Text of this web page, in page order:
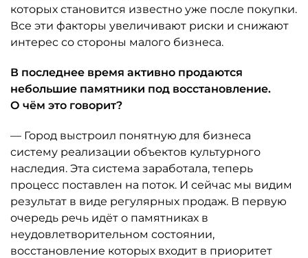
которых становится известно уже после покупки.
Все эти факторы увеличивают риски и снижают
интерес со стороны малого бизнеса.
В последнее время активно продаются
небольшие памятники под восстановление.
О чём это говорит?
— Город выстроил понятную для бизнеса
систему реализации объектов культурного
наследия. Эта система заработала, теперь
процесс поставлен на поток. И сейчас мы видим
результат в виде регулярных продаж. В первую
очередь речь идёт о памятниках в
неудовлетворительном состоянии,
восстановление которых входит в приоритет